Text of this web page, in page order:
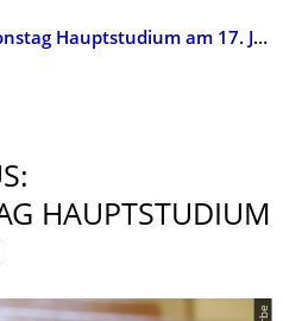
dies academicus: Informationstag Hauptstudium am 17. Juni
HAUPTSTUDIUM